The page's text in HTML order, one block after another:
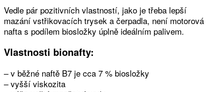
Vedle pár pozitivních vlastností, jako je třeba lepší
mazání vstřikovacích trysek a čerpadla, není motorová
nafta s podílem biosložky úplně ideálním palivem.
Vlastnosti bionafty:
– v běžné naftě B7 je cca 7 % biosložky
– vyšší viskozita